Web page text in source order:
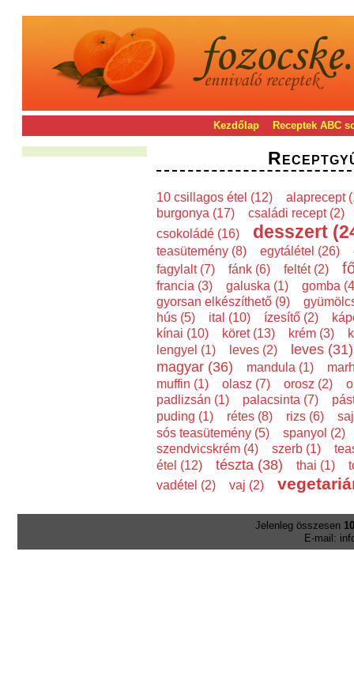
Kezdőlap Receptek ABC
10 csillagos étel (12)
alaprecept
burgonya (17)
családi recept (2)
csokoládé (16)
desszert
teasütemény (8) egytálétel (26)
fagylalt (7)
fánk (6) feltét (2)
francia (3) galuska (1)
gomba
gyorsan elkészíthető (9)
hús (5)
ital (10) ízesítő (2)
kínai (10)
köret (13) krém (3)
lengyel (1)
leves (2)
leves (31)
magyar (36)
mandula (1)
muffin (1)
olasz (7) orosz (2)
padlizsán (1)
palacsinta (7)
puding (1)
rétes (8) rizs (6)
sós teasütemény (5)
spanyol (2)
szendvicskrém (4)
szerb (1)
étel (12)
tészta (38) thai (1)
vadétel (2)
vaj (2)
Jelenleg összesen
E-mail: